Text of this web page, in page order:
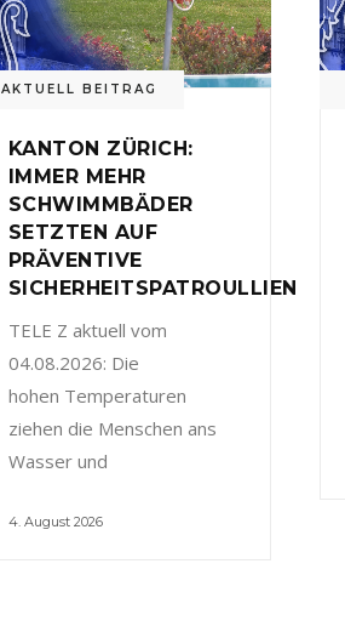
AKTUELL BEITRAG
KANTON ZÜRICH:
IMMER MEHR
SCHWIMMBÄDER
SETZTEN AUF
PRÄVENTIVE
SICHERHEITSPATROULLIEN
TELE Z aktuell vom
04.08.2026: Die
hohen Temperaturen
ziehen die Menschen ans
Wasser und
4. August 2026